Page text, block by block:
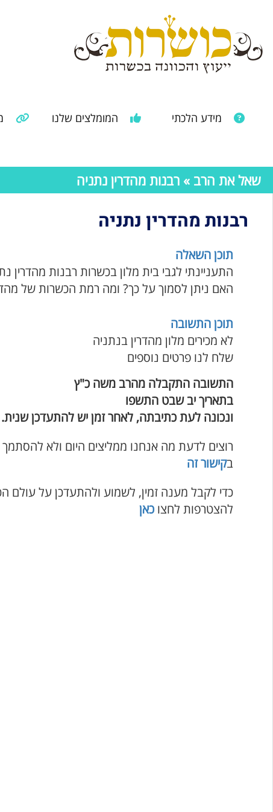
מידע הלכתי המומלצים שלנו
שאל את הרב » רבנות מהדרין נתניה
רבנות מהדרין נתניה
תוכן השאלה
התעניינתי לגבי בית מלון בכשרות רבנות מהדרין
האם ניתן לסמוך על כך? ומה רמת הכשרות של
תוכן התשובה
לא מכירים מלון מהדרין בנתניה
שלח לנו פרטים נוספים
התשובה התקבלה מהרב משה כ"ץ
בתאריך יב שבט התשפו
ונכונה לעת כתיבתה, לאחר זמן יש להתעדכן שנית.
רוצים לדעת מה אנחנו ממליצים היום ולא
בקישור זה
כדי לקבל מענה זמין, לשמוע ולהתעדכן על עולם
להצטרפות לחצו כאן